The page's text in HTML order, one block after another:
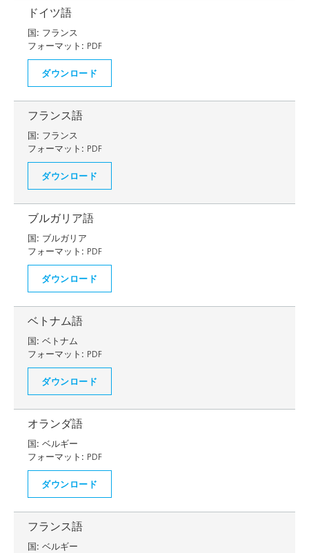
ドイツ語
国: フランス
フォーマット: PDF
ダウンロード
フランス語
国: フランス
フォーマット: PDF
ダウンロード
ブルガリア語
国: ブルガリア
フォーマット: PDF
ダウンロード
ベトナム語
国: ベトナム
フォーマット: PDF
ダウンロード
オランダ語
国: ベルギー
フォーマット: PDF
ダウンロード
フランス語
国: ベルギー